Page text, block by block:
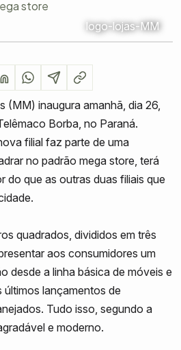
store
logo-lojas-MM
(MM) inaugura amanhã, dia 26,
Borba, no Paraná.
filial faz parte de uma
no padrão mega store, terá
do que as outras duas filiais que
quadrados, divididos em três
aos consumidores um
desde a linha básica de móveis e
lançamentos de
Tudo isso, segundo a
e moderno.